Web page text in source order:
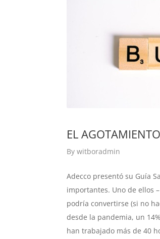
EL
By witboradmin
Adecco presentó su Guía
importantes. Uno de ellos
podría convertirse (si no
desde la pandemia, un
han trabajado más de 40